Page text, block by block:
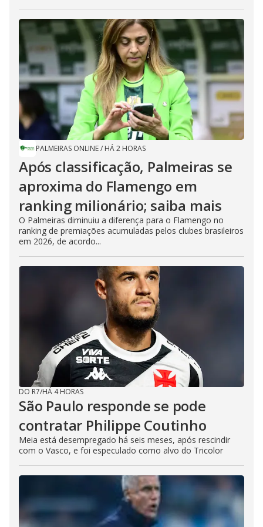
PALMEIRAS ONLINE/ HÁ 2 HORAS
Após classificação, Palmeiras se
aproxima do Flamengo em
ranking milionário; saiba mais
O Palmeiras diminuiu a diferença para o Flamengo no
ranking de premiações acumuladas pelos clubes brasileiros
em 2026, de acordo...
DO R7/HÁ 4 HORAS
São Paulo responde se pode
contratar Philippe Coutinho
Meia está desempregado há seis meses, após rescindir
com o Vasco, e foi especulado como alvo do Tricolor